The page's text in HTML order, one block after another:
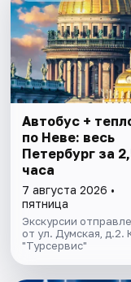
Автобус +
по Неве: весь
Петербург за
часа
7 августа 2026 •
пятница
Экскурсии
от ул. Думская, д.2.
"Турсервис"